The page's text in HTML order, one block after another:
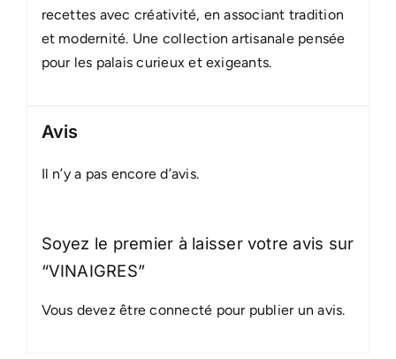
recettes avec créativité, en associant tradition
et modernité. Une collection artisanale pensée
pour les palais curieux et exigeants.
Avis
Il n’y a pas encore d’avis.
Soyez le premier à laisser votre avis sur
“VINAIGRES”
Vous devez êtreconnecté pour publier un avis.